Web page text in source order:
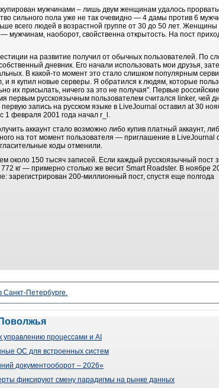
мужчинами – лишь двум женщинам удалось
сильного пола уже не так очевидно — 4 дамы против 6
всего людей в возрастной группе от 30 до 50 лет. Женщины
мужчинам, наоборот, свойственна открытость. На пост
на развитие получил от обычных пользователей. По
дневник. Его начали использовать мои друзья,
В какой-то момент это стало слишком популярным
я купил новые серверы. Я обратился к людям, которые
их присылать, ничего за это не получая". Первые российские
первым русскоязычным пользователем считался linker, чей
запись на русском языке в LiveJournal оставил at 30
1 февраля 2001 года начал r_l.
аккаунт стало возможно либо купив платный аккаунт,
на тот момент пользователя — приглашение в LiveJournal
коды отменили.
около 150 тысяч записей. Если каждый русскоязычный пост
кг — примерно столько же весит Smart Roadster. В ноябре
зарегистрирован 200-миллионный пост, спустя еще полгода
Санкт-Петербурге.
управлению процессами и AI
ОС для встроенных систем
документооборот – 2026»
фиксируют смену парадигмы на рынке данных